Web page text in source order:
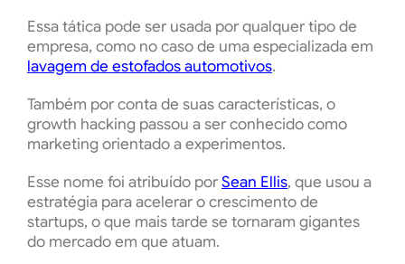
Essa tática pode ser usada por qualquer tipo de
empresa, como no caso de uma especializada em
lavagem de estofados automotivos.
Também por conta de suas características, o
growth hacking passou a ser conhecido como
marketing orientado a experimentos.
Esse nome foi atribuído porSean Ellis, que usou a
estratégia para acelerar o crescimento de
startups, o que mais tarde se tornaram gigantes
do mercado em que atuam.